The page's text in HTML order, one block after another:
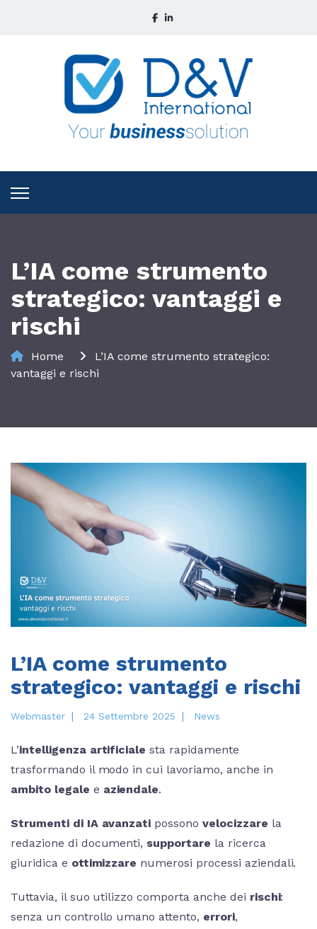
L’IA come strumento
strategico: vantaggi e
rischi
Home
L’IA come strumento strategico:
vantaggi e rischi
L’IA come strumento
strategico: vantaggi e rischi
Webmaster | 24 Settembre 2025 | News
L’intelligenza artificiale sta rapidamente
trasformando il modo in cui lavoriamo, anche in
ambito legale e aziendale.
Strumenti di IA avanzati possonovelocizzare la
redazione di documenti, supportare la ricerca
giuridica e ottimizzare numerosi processi aziendali.
Tuttavia, il suo utilizzo comporta anche dei rischi:
senza un controllo umano attento, errori,